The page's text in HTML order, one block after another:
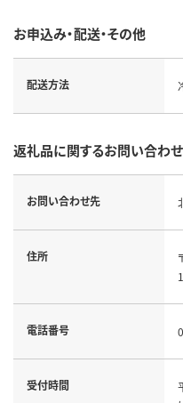
お申込み・配送・その他
配送方法
返礼品に関するお問い合わ
お問い合わせ先
住所
電話番号
受付時間